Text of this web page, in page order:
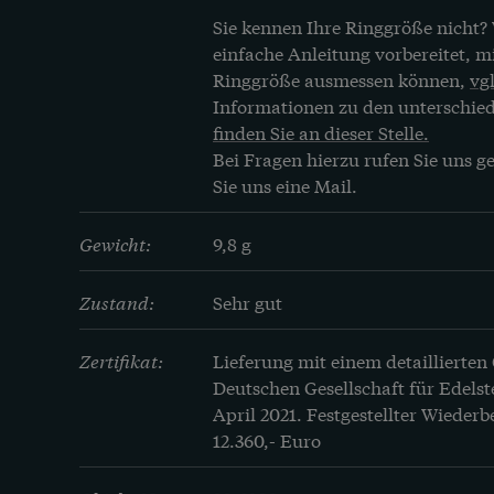
Sie kennen Ihre Ringgröße nicht?
einfache Anleitung vorbereitet,
Ringgröße ausmessen können,
Informationen zu den
finden Sie an dieser Stelle.
Bei Fragen hierzu rufen Sie uns
Sie uns eine Mail.
Gewicht: 9,8 g
Zustand: Sehr gut
Zertifikat:
Lieferung mit einem detaillierten
Deutschen Gesellschaft für
April 2021. Festgestellter
12.360,- Euro